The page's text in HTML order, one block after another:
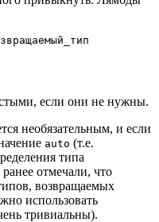
если они не нужны.
необязательным, и если
auto (т.е.
типа
отмечали, что
возвращаемых
использовать
тривиальны).